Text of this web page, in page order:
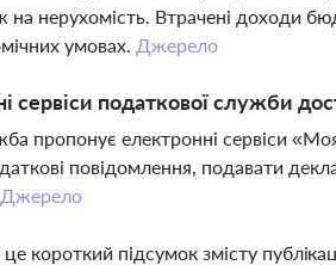
на нерухомість. Втрачені доходи
умовах. Джерело
сервіси податкової служби
пропонує електронні сервіси
повідомлення, подавати
Джерело
короткий підсумок змісту